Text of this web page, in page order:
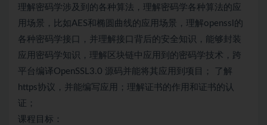
理解密码学涉及到的各种算法，理解密码学各种算法的应
用场景，比如AES和椭圆曲线的应用场景，理解openssl的
各种密码学接口，并理解接口背后的安全知识，能够封装
应用密码学知识，理解区块链中应用到的密码学技术，跨
平台编译OpenSSL3.0 源码并能将其应用到项目； 了解
https协议，并能编写应用；理解证书的作用和证书的认
证；
课程目标：